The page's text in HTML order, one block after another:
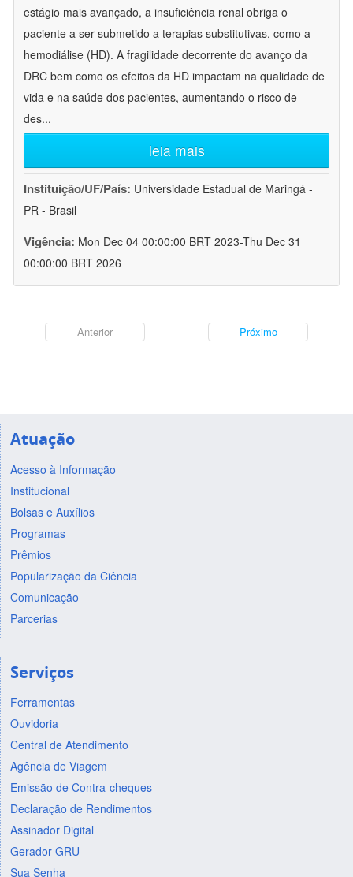
estágio mais avançado, a insuficiência renal obriga o
paciente a ser submetido a terapias substitutivas, como a
hemodiálise (HD). A fragilidade decorrente do avanço da
DRC bem como os efeitos da HD impactam na qualidade de
vida e na saúde dos pacientes, aumentando o risco de
des...
leia mais
Instituição/UF/País: Universidade Estadual de Maringá -
PR - Brasil
Vigência: Mon Dec 04 00:00:00 BRT 2023-Thu Dec 31
00:00:00 BRT 2026
Anterior Próximo
Atuação
Acesso à Informação
Institucional
Bolsas e Auxílios
Programas
Prêmios
Popularização da Ciência
Comunicação
Parcerias
Serviços
Ferramentas
Ouvidoria
Central de Atendimento
Agência de Viagem
Emissão de Contra-cheques
Declaração de Rendimentos
Assinador Digital
Gerador GRU
Sua Senha